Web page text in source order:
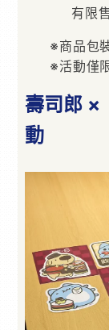
有限
※商品包
※活動僅
壽司郎 ×
動